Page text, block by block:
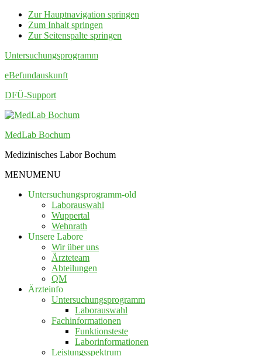
Zur Hauptnavigation springen
Zum Inhalt springen
Zur Seitenspalte springen
Untersuchungsprogramm
eBefundauskunft
DFÜ-Support
MedLab Bochum
Medizinisches Labor Bochum
MENUMENU
Untersuchungsprogramm-old
Laborauswahl
Wuppertal
Wehnrath
Unsere Labore
Wir über uns
Ärzteteam
Abteilungen
QM
Ärzteinfo
Untersuchungsprogramm
Laborauswahl
Fachinformationen
Funktionsteste
Laborinformationen
Leistungsspektrum